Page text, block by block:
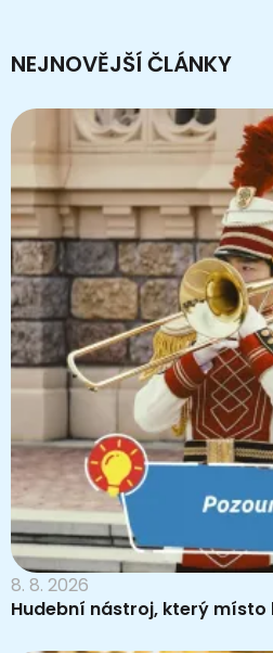
NEJNOVĚJŠÍ ČLÁNKY
8. 8. 2026
Hudební nástroj, který